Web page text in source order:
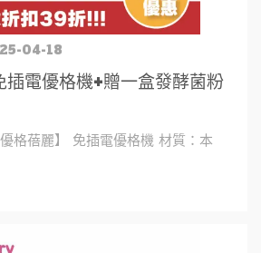
插電優格機+贈一盒發酵菌粉
04-18
格蓓麗】 免插電優格機 材質：本